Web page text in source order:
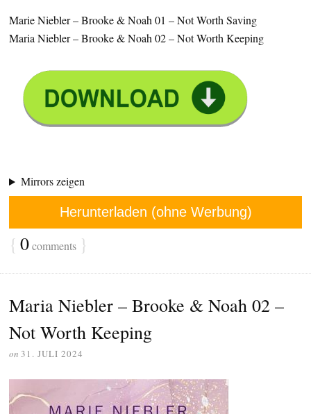
Marie Niebler – Brooke & Noah 01 – Not Worth Saving
Maria Niebler – Brooke & Noah 02 – Not Worth Keeping
Mirrors zeigen
Herunterladen (ohne Werbung)
{ 0comments }
Maria Niebler – Brooke & Noah 02 –
Not Worth Keeping
on 31. JULI 2024